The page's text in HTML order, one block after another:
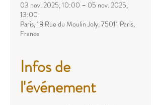
03 nov. 2025, 10:00 – 05 nov. 2025,
13:00
Paris, 18 Rue du Moulin Joly, 75011 Paris,
France
Infos de
l'événement